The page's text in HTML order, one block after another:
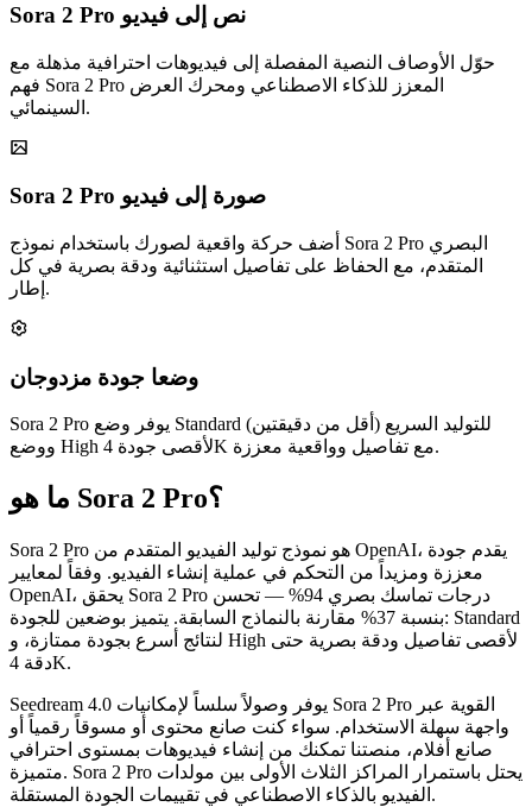
Sora 2 Pro نص إلى فيديو
حوّل الأوصاف النصية المفصلة إلى فيديوهات احترافية مذهلة مع
فهم Sora 2 Pro المعزز للذكاء الاصطناعي ومحرك العرض
السينمائي.
Sora 2 Pro صورة إلى فيديو
أضف حركة واقعية لصورك باستخدام نموذج Sora 2 Pro البصري
المتقدم، مع الحفاظ على تفاصيل استثنائية ودقة بصرية في كل
إطار.
وضعا جودة مزدوجان
Sora 2 Pro يوفر وضع Standard للتوليد السريع (أقل من دقيقتين)
ووضع High لأقصى جودة 4K مع تفاصيل وواقعية معززة.
ما هو Sora 2 Pro؟
Sora 2 Pro هو نموذج توليد الفيديو المتقدم من OpenAI، يقدم جودة
معززة ومزيداً من التحكم في عملية إنشاء الفيديو. وفقاً لمعايير
OpenAI، يحقق Sora 2 Pro درجات تماسك بصري 94% — تحسن
بنسبة 37% مقارنة بالنماذج السابقة. يتميز بوضعين للجودة: Standard
لنتائج أسرع بجودة ممتازة، و High لأقصى تفاصيل ودقة بصرية حتى
دقة 4K.
Seedream 4.0 يوفر وصولاً سلساً لإمكانيات Sora 2 Pro القوية عبر
واجهة سهلة الاستخدام. سواء كنت صانع محتوى أو مسوقاً رقمياً أو
صانع أفلام، منصتنا تمكنك من إنشاء فيديوهات بمستوى احترافي
متميزة. Sora 2 Pro يحتل باستمرار المراكز الثلاث الأولى بين مولدات
الفيديو بالذكاء الاصطناعي في تقييمات الجودة المستقلة.